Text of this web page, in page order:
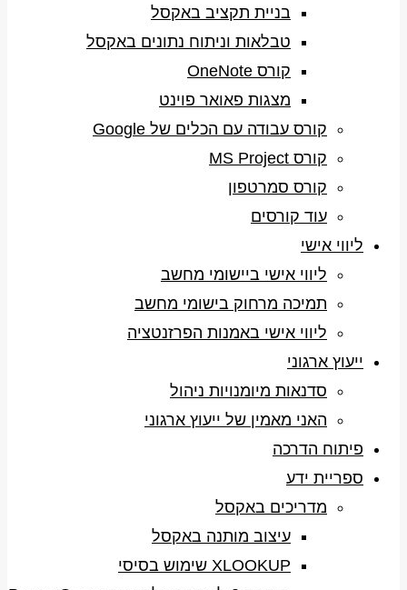
בניית תקציב באקסל
טבלאות וניתוח נתונים באקסל
קורס OneNote
מצגות פאואר פוינט
קורס עבודה עם הכלים של Google
קורס MS Project
קורס סמרטפון
עוד קורסים
ליווי אישי
ליווי אישי ביישומי מחשב
תמיכה מרחוק בישומי מחשב
ליווי אישי באמנות הפרזנטציה
ייעוץ ארגוני
סדנאות מיומנויות ניהול
האני מאמין של ייעוץ ארגוני
פיתוח הדרכה
ספריית ידע
מדריכים באקסל
עיצוב מותנה באקסל
XLOOKUP שימוש בסיסי